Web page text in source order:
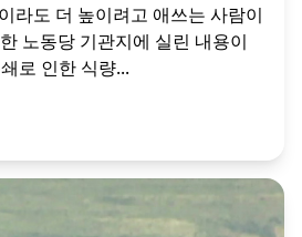
라도 더 높이려고 애쓰는 사람이
노동당 기관지에 실린 내용이
로 인한 식량...